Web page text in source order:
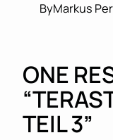
ByMarkus
ONE
TEIL 3”